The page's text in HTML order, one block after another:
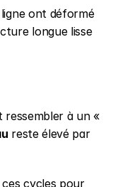
ont déformé
longue lisse
ressembler à un «
reste élevé par
cycles pour